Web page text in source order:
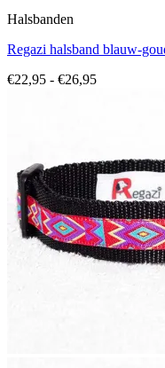
Halsbanden
Regazi halsband blauw-
€22,95 - €26,95Prijsklasse: